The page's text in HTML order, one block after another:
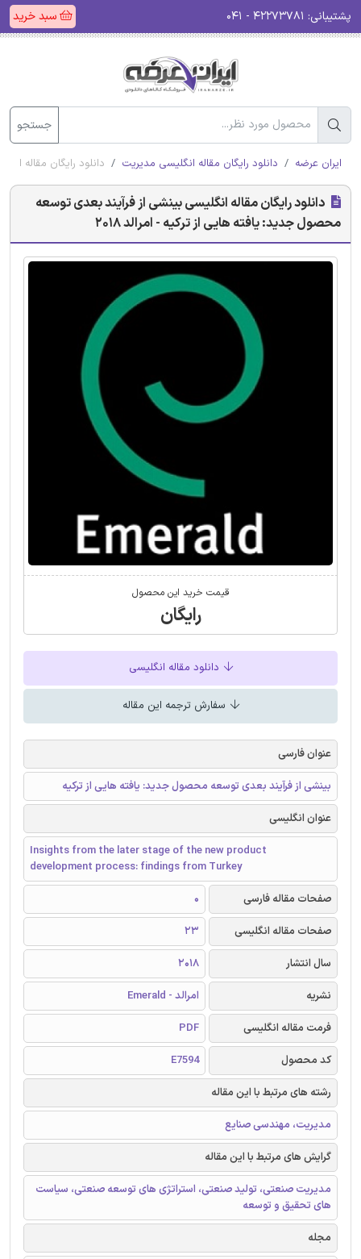
پشتیبانی: سبد خرید
جستجو
ایران عرضه دانلود رایگان مقاله انگلیسی مدیریت دانلود رایگان مقاله
دانلود رایگان مقاله انگلیسی بینشی از فرآیند بعدی توسعه
محصول جدید: یافته هایی از ترکیه - امرالد 2018
قیمت خرید این محصول
رایگان
دانلود مقاله انگلیسی
سفارش ترجمه این مقاله
عنوان فارسی
بینشی از فرآیند بعدی توسعه محصول جدید: یافته هایی از ترکیه
عنوان انگلیسی
Insights from the later stage of the new product
development process: findings from Turkey
صفحات مقاله فارسی
0
صفحات مقاله انگلیسی
23
سال انتشار
2018
نشریه
امرالد - Emerald
فرمت مقاله انگلیسی
PDF
کد محصول
E7594
رشته های مرتبط با این مقاله
مدیریت، مهندسی صنایع
گرایش های مرتبط با این مقاله
مدیریت صنعتی، تولید صنعتی، استراتژی های توسعه صنعتی، سیاست
های تحقیق و توسعه
مجله